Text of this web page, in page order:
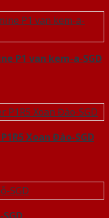
P1 van kem-a-SGD
Xoan Đào-SGD